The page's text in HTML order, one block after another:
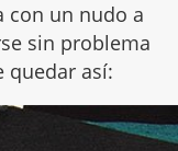
con un nudo a
sin problema
quedar así: